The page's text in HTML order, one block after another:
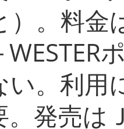
）。料金
い。利用
。発売は